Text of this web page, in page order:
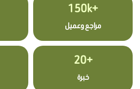
+150k
مراجع وعميل
+20
خبرة